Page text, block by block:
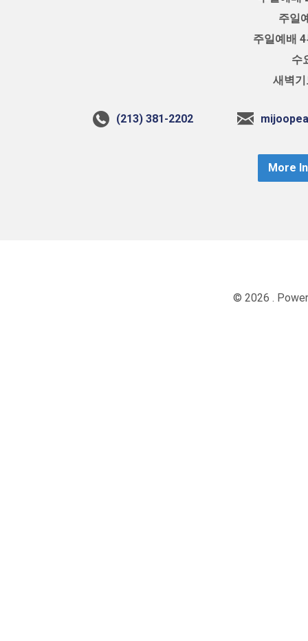
주일
주일예배
수
새벽
(213) 381-2202
More
© 2026 .